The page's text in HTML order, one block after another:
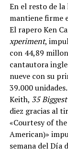
En el resto de
mantiene firme
El rapero Ken
xperiment,
con 44,89
cantautora
nueve con su
39.000
Keith, 35
diez gracias al
«Courtesy of
American)»
semana del Día